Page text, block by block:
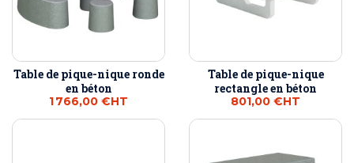
Table de pique-nique ronde
en béton
1 766,00 €HT
Table de pique-nique
rectangle en béton
801,00 €HT